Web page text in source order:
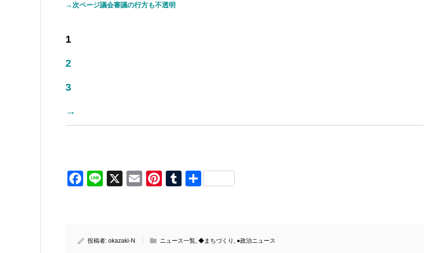
→次ページ議会審議の行方も不透明
1
2
3
→
Facebook
Line
X EmailPinterest
Tumblr
共
投稿者: okazaki-N ニュース一覧, ◆まちづくり , ●政治ニュース